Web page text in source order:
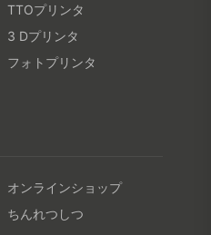
TTOプリンタ
3 Dプリンタ
フォトプリンタ
オンラインショップ
ちんれつしつ